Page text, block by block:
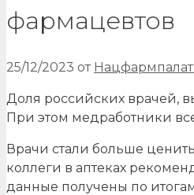
фармацевтов
25/12/2023 от
Доля российских врачей,
При этом медработники
Врачи стали больше
коллеги в аптеках
данные получены по